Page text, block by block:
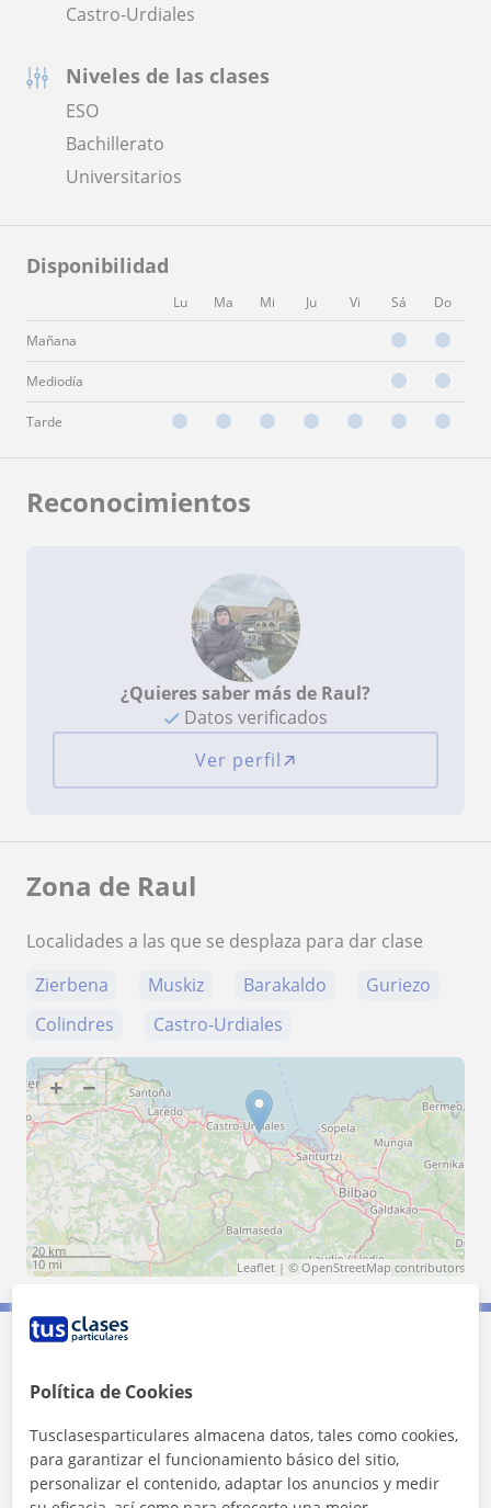
Castro-Urdiales
Niveles de las clases
ESO
Bachillerato
Universitarios
Disponibilidad
Lu Ma Mi Ju Vi Sá Do
Mañana
Mediodía
Tarde
Reconocimientos
¿Quieres saber más de Raul?
Datos verificados
Ver perfil
Zona de Raul
Localidades a las que se desplaza para dar clase
Zierbena
Muskiz Barakaldo
Guriezo
Colindres
Castro-Urdiales
+ −
20 km
10 mi
Leaflet | © OpenStreetMap contributors
Tarifa 10€/h
Política de Cookies
Tusclasesparticulares almacena datos, tales como cookies,
para garantizar el funcionamiento básico del sitio,
personalizar el contenido, adaptar los anuncios y medir